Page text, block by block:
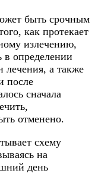
быть срочным
как протекает
излечению,
определении
лечения, а также
после
сначала
отменено.
схему
на
день